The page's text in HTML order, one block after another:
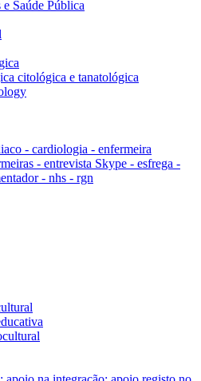
Saúde Pública
citológica e tanatológica
- cardiologia - enfermeira
- entrevista Skype - esfrega -
- nhs - rgn